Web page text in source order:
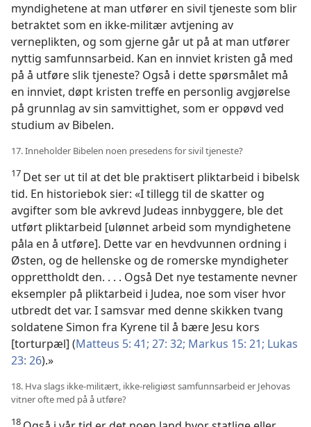
myndighetene at man utfører en sivil tjeneste som blir
betraktet som en ikke-militær avtjening av
verneplikten, og som gjerne går ut på at man utfører
nyttig samfunnsarbeid. Kan en innviet kristen gå med
på å utføre slik tjeneste? Også i dette spørsmålet må
en innviet, døpt kristen treffe en personlig avgjørelse
på grunnlag av sin samvittighet, som er oppøvd ved
studium av Bibelen.
17. Inneholder Bibelen noen presedens for sivil tjeneste?
17 Det ser ut til at det ble praktisert pliktarbeid i bibelsk
tid. En historiebok sier: «I tillegg til de skatter og
avgifter som ble avkrevd Judeas innbyggere, ble det
utført pliktarbeid [ulønnet arbeid som myndighetene
påla en å utføre]. Dette var en hevdvunnen ordning i
Østen, og de hellenske og de romerske myndigheter
opprettholdt den. . . . Også Det nye testamente nevner
eksempler på pliktarbeid i Judea, noe som viser hvor
utbredt det var. I samsvar med denne skikken tvang
soldatene Simon fra Kyrene til å bære Jesu kors
[torturpæl] (Matteus 5: 41; 27: 32; Markus 15: 21; Lukas
23: 26).»
18. Hva slags ikke-militært, ikke-religiøst samfunnsarbeid er Jehovas
vitner ofte med på å utføre?
18